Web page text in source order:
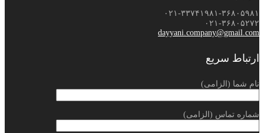
۰۲۱-۳۳۷۴۱۹۸۱-۳۶۸۰۵۹۸۱
۰۲۱-۳۶۸۰۵۲۷۲
dayyani.company@gmail.com
ارتباط سریع
نام شما (الزامی)
شماره تماس (الزامی)